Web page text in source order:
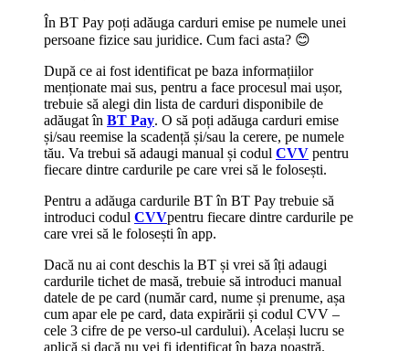
În BT Pay poți adăuga carduri emise pe numele unei
persoane fizice sau juridice. Cum faci asta? 😊
După ce ai fost identificat pe baza informațiilor
menționate mai sus, pentru a face procesul mai ușor,
trebuie să alegi din lista de carduri disponibile de
adăugat în BT Pay. O să poți adăuga carduri emise
și/sau reemise la scadență și/sau la cerere, pe numele
tău. Va trebui să adaugi manual și codul CVV pentru
fiecare dintre cardurile pe care vrei să le folosești.
Pentru a adăuga cardurile BT în BT Pay trebuie să
introduci codul CVVpentru fiecare dintre cardurile pe
care vrei să le folosești în app.
Dacă nu ai cont deschis la BT și vrei să îți adaugi
cardurile tichet de masă, trebuie să introduci manual
datele de pe card (număr card, nume și prenume, așa
cum apar ele pe card, data expirării și codul CVV –
cele 3 cifre de pe verso-ul cardului). Același lucru se
aplică și dacă nu vei fi identificat în baza noastră.